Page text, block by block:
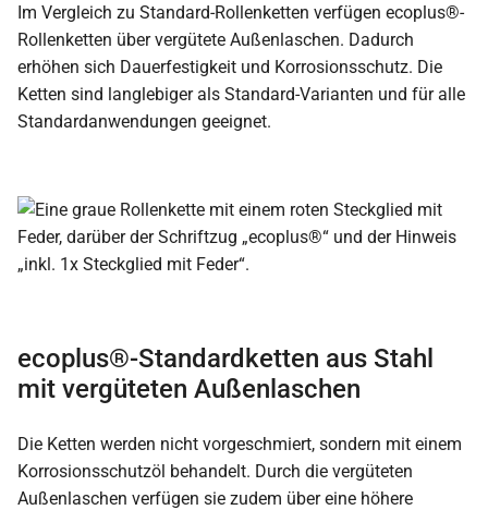
Im Vergleich zu Standard-Rollenketten verfügen ecoplus®-
Rollenketten über vergütete Außenlaschen. Dadurch
erhöhen sich Dauerfestigkeit und Korrosionsschutz. Die
Ketten sind langlebiger als Standard-Varianten und für alle
Standardanwendungen geeignet.
ecoplus®-Standardketten aus Stahl
mit vergüteten Außenlaschen
Die Ketten werden nicht vorgeschmiert, sondern mit einem
Korrosionsschutzöl behandelt. Durch die vergüteten
Außenlaschen verfügen sie zudem über eine höhere